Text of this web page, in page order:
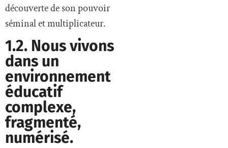
découverte de son pouvoir
séminal et multiplicateur.
1.2. Nous vivons
dans un
environnement
éducatif
complexe,
fragmenté,
numérisé.